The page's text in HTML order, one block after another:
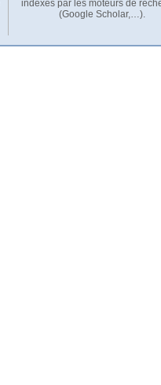
indexés par les moteurs de
(Google Scholar,…).